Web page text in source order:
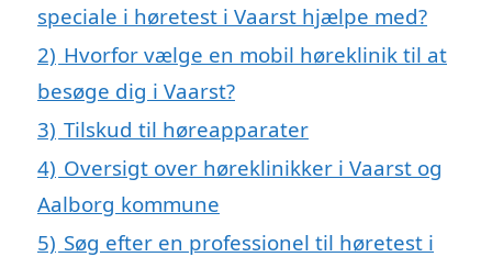
speciale i høretest i Vaarst hjælpe med?
2) Hvorfor vælge en mobil høreklinik til at
besøge dig i Vaarst?
3) Tilskud til høreapparater
4) Oversigt over høreklinikker i Vaarst og
Aalborg kommune
5) Søg efter en professionel til høretest i